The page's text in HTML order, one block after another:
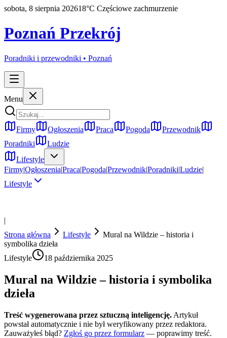
sobota, 8 sierpnia 202618°C Częściowe zachmurzenie
Poznań Przekrój
Poradniki i przewodniki • Poznań
Menu
Firmy Ogłoszenia Praca Pogoda
Przewodnik
Poradniki
Ludzie
Lifestyle
Firmy|Ogłoszenia|Praca|Pogoda|Przewodnik|Poradniki|Ludzie|
Lifestyle
|
Strona główna
Lifestyle
Mural na Wildzie – historia i
symbolika dzieła
Lifestyle
18 października 2025
Mural na Wildzie – historia i symbolika
dzieła
Treść wygenerowana przez sztuczną inteligencję. Artykuł
powstał automatycznie i nie był weryfikowany przez redaktora.
Zauważyłeś błąd? Zgłoś go przez formularz — poprawimy treść.